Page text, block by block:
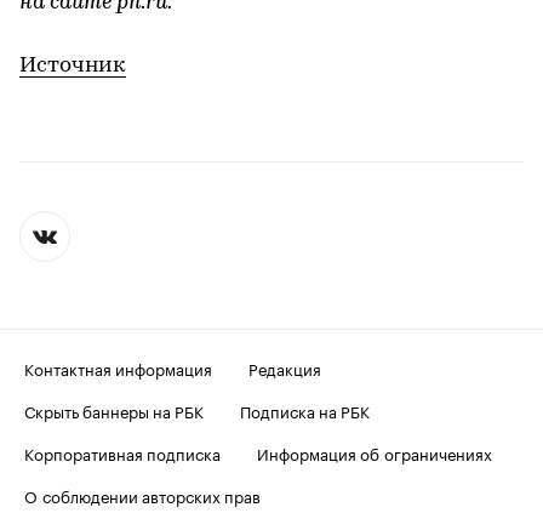
Источник
Контактная информация
Редакция
Скрыть баннеры на РБК
Подписка на РБК
Корпоративная подписка
Информация об ограничениях
О соблюдении авторских прав